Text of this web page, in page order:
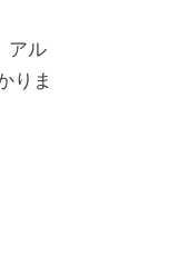
アル
りま